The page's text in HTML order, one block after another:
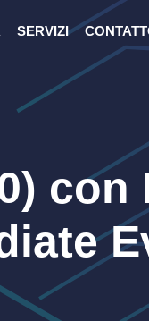
SERVIZI
con